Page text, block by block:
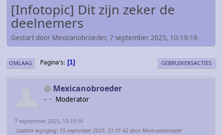
[Infotopic] Dit zijn zeker de
deelnemers
Gestart door Mexicanobroeder, 7 september 2025, 10:19:16
OMLAAG Pagina's 1 GEBRUIKERSACTIES
Mexicanobroeder
- Moderator
7 september 2025, 10:19:16
Laatste wijziging: 15 september 2025, 21:31:42 door Mexicanobroeder